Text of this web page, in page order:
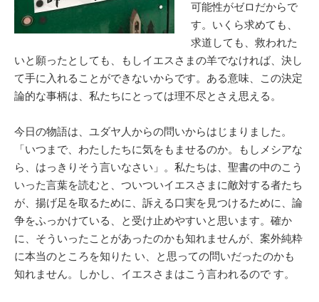
可能性がゼロだからで
す。いくら求めても、
求道しても、救われた
いと願ったとしても、もしイエスさまの羊でなければ、決し
て手に入れることができないからです。ある意味、この決定
論的な事柄は、私たちにとっては理不尽とさえ思える。
今日の物語は、ユダヤ人からの問いからはじまりました。
「いつまで、わたしたちに気をもませるのか。もしメシアな
ら、はっきりそう言いなさい」。私たちは、聖書の中のこう
いった言葉を読むと、ついついイエスさまに敵対する者たち
が、揚げ足を取るために、訴える口実を見つけるために、論
争をふっかけている、と受け止めやすいと思います。確か
に、そういったことがあったのかも知れませんが、案外純粋
に本当のところを知りた い、と思っての問いだったのかも
知れません。しかし、イエスさまはこう言われるので す。